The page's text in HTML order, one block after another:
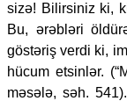
sizə! Bilirsiniz ki,
Bu, ərəbləri
göstəriş verdi ki,
hücum etsinlər.
məsələ, səh.